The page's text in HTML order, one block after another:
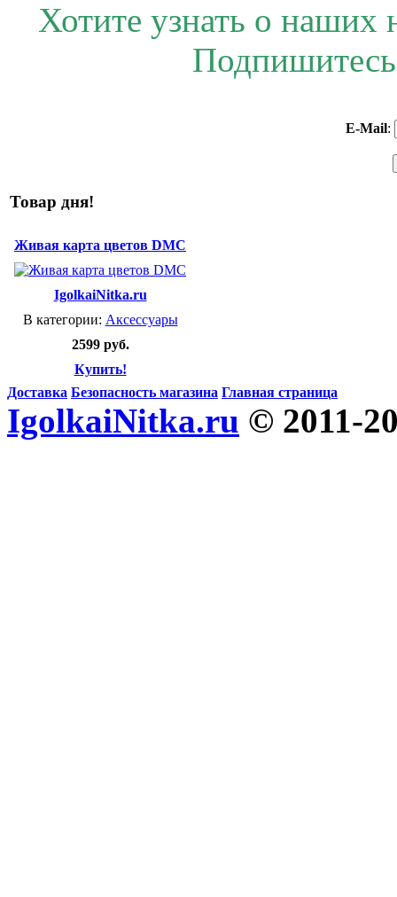
Хотите узнать о наших
E-Mail:
Товар дня!
Живая карта цветов DMC
IgolkaiNitka.ru
В категории: Аксессуары
2599 руб.
Купить!
Доставка Безопасность магазина Главная страница
IgolkaiNitka.ru © 2011-